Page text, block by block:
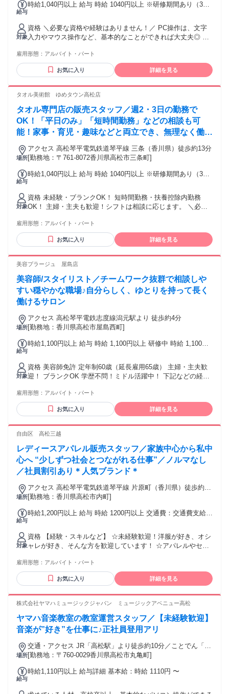
給与
時給1,040円以上 給与 時給 1040円以上 ※研修期間あり（3ヶ
給50円UP ★昇給制度あり★ 交通費：交通費支給 上限４万円
／月 車通勤の場合、ガソリン代の規程支給あり
対象
資格 ＼必要な資格や経験はありません！／ PC操作は、文字
入力やマウス操作など、基本的なことができれば大丈夫◎ 接
すのでご安心ください♪ 今働いているスタッフのほぼ全員が未
経験からのスタートです！ ★接客経験のある方歓迎（業種・
職種は問いません）
雇用形態： アルバイト・パート
お気に入り 詳細を見る
タオル美術館 ゆめタウン高松店
タオル専門店の販売スタッフ／週2・3日の勤務で
OK！「平日のみ」「短時間勤務」などの相談も可
能！家事・育児・趣味などと両立でき、無理なく働け
る接客です◎
場所
アクセス 高松琴平電気鉄道琴平線 三条（香川県）徒歩約13分
[勤務地：〒761-8072香川県高松市三条町]
給与
時給1,040円以上 給与 時給 1040円以上 ※研修期間あり（3ヶ
給50円UP ★昇給制度あり★ 交通費：交通費支給 上限４万円
／月 車通勤の場合、ガソリン代の規程支給あり
対象
資格 未経験・ブランクOK！ 短時間勤務・扶養控除内勤務
OK！ 主婦・主夫も歓迎！シフトは相談に応じます。 ＼必要
操作など、基本的なことができれば大丈夫◎ 接客や商品内容
はもちろん、操作についても丁寧にお教えしますのでご安心
ください♪ 今働いているスタッフのほぼ全員が未経験からのス
雇用形態： アルバイト・パート
お気に入り 詳細を見る
美容プラージュ 屋島店
美容師/スタイリスト／チームワーク抜群で相談しや
すい穏やかな職場♪自分らしく、ゆとりを持って長く
働けるサロン
場所
アクセス 高松琴平電鉄志度線潟元駅より 徒歩約4分
[勤務地：香川県高松市屋島西町]
給与
時給1,100円以上 給与 時給 1,100円以上 研修中 時給 1,100円
対象
資格 美容師免許 定年制60歳（延長雇用65歳） 主婦・主夫歓
迎！ ブランクOK 学歴不問！ミドル活躍中！ 下記などの経験
店・ヘアカラー専門店・美容サロンなどでの 理容師/美容師
スタイリスト、ヘアセット、ヘッドスパなどの経験
雇用形態： アルバイト・パート
お気に入り 詳細を見る
自由区 高松三越
レディースアパレル販売スタッフ／家族中心から私中
心へ “少しずつ社会とつながれる仕事”／ノルマなし
／社員割引あり＊人気ブランド＊
場所
アクセス 高松琴平電気鉄道琴平線 片原町（香川県）徒歩約4
分、高松琴平電気鉄道琴平線 高松築港徒歩約9分、ＪＲ予讃線
[勤務地：香川県高松市内町]
給与
時給1,200円以上 給与 時給 1200円以上 交通費：交通費支給
払い
対象
資格 【経験・スキルなど】 ☆未経験歓迎！洋服が好き、オシ
ャレが好き、そんな方を歓迎しています！ ☆アパレルやセレ
迎！ ☆経験に応じ採用の優遇/時給考慮あります。 【こんな
方におすすめ！】 ★アパレルが好きな方 ★誰かを可愛く・か
っこよく変身させるのが好き！ ・・・そんなあなたにピッタ
働けます。
雇用形態： アルバイト・パート
お気に入り 詳細を見る
株式会社ヤマハミュージックジャパン ミュージックアベニュー高松
ヤマハ音楽教室の教室運営スタッフ／【未経験歓迎】
音楽が”好き”を仕事に♪正社員登用アリ
場所
交通・アクセス JR「高松駅」より徒歩約10分／ことでん「片
原町駅」下車 徒歩約3分
[勤務地：〒760-0029香川県高松市丸亀町]
給与
時給1,110円以上 給与詳細 基本給：時給 1110円 〜